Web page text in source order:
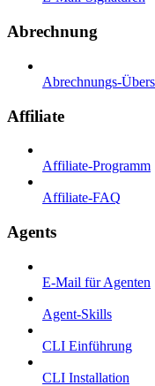
Abrechnung
Abrechnungs-
Affiliate
Affiliate-Programm
Affiliate-FAQ
Agents
E-Mail für Agenten
Agent-Skills
CLI Einführung
CLI Installation